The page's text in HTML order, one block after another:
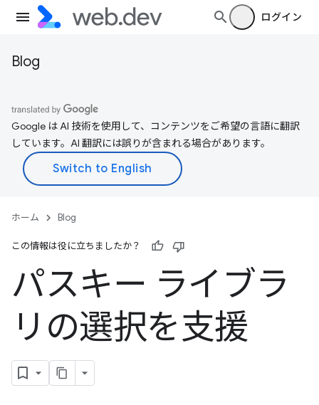
ログイン
Blog
Google は AI 技術を使用して、コンテンツをご希望の言語に翻訳
しています。AI 翻訳には誤りが含まれる場合があります。
ホーム Blog
この情報は役に立ちましたか？
パスキー ライブラ
リの選択を支援